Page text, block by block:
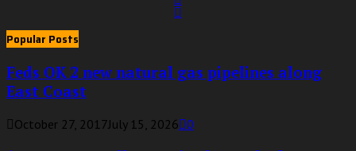
Popular Posts
Feds OK 2 new natural gas pipelines along
East Coast
October 27, 2017July 15, 2026 0